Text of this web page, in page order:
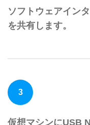
ソフトウェアイン
を共有します。
3
仮想マシンにUSB